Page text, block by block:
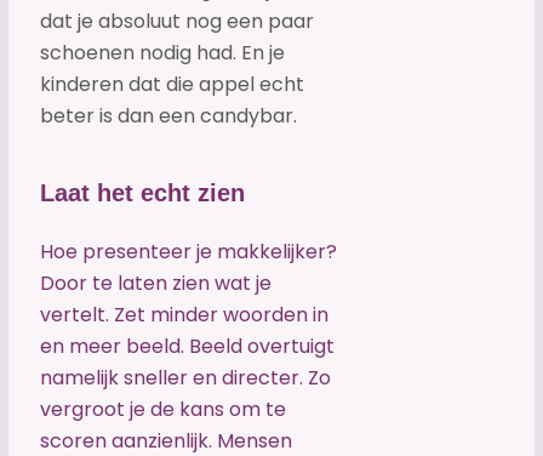
dat je absoluut nog een paar
schoenen nodig had. En je
kinderen dat die appel echt
beter is dan een candybar.
Laat het echt zien
Hoe presenteer je makkelijker?
Door te laten zien wat je
vertelt. Zet minder woorden in
en meer beeld. Beeld overtuigt
namelijk sneller en directer. Zo
vergroot je de kans om te
scoren aanzienlijk. Mensen